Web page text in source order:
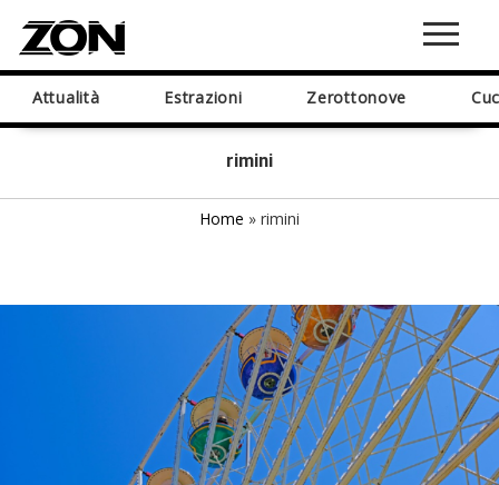
Attualità Estrazioni Zerottonove
rimini
Home » rimini